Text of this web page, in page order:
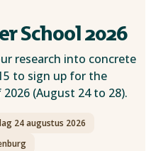
School 2026
research into concrete
to sign up for the
(August 24 to 28).
24 augustus 2026